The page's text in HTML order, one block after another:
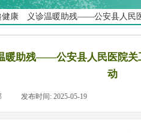
健康 义诊温暖助残——公安县人民
助残——公安县人民医院关
动
发布时间: 2025-05-19